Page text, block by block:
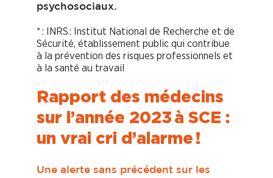
psychosociaux.
* : INRS : Institut National de Recherche et de
Sécurité, établissement public qui contribue
à la prévention des risques professionnels et
à la santé au travail
Rapport des médecins
sur l’année 2023 à SCE :
un vrai cri d’alarme !
Une alerte sans précédent sur les